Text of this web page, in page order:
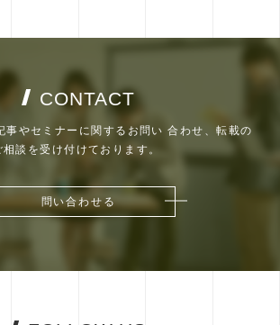
CONTACT
やセミナーに関するお問い 合わせ、転載の
談を受け付けております。
問い合わせる
問い合わせる